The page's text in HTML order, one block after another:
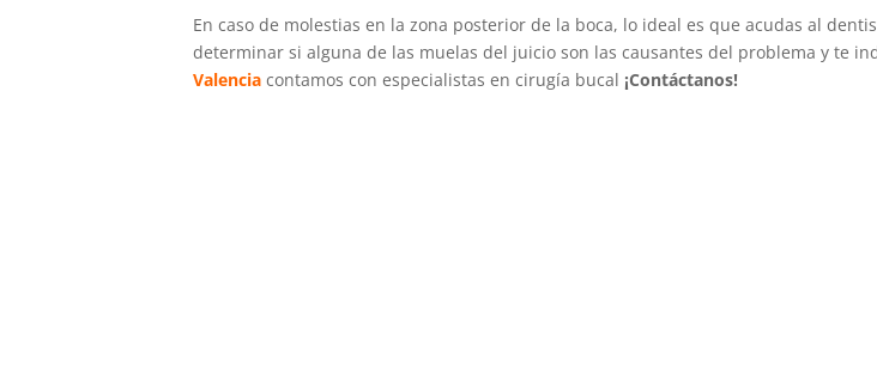
En caso de molestias en la zona posterior de la boca, lo ideal es que acudas al
determinar si alguna de las muelas del juicio son las causantes del problema y te
Valencia contamos con especialistas en cirugía bucal ¡Contáctanos!